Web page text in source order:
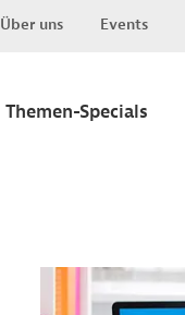
Über uns Events
Themen-Specials